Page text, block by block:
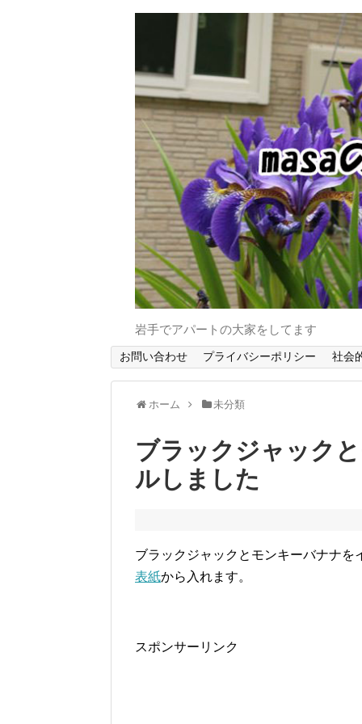
岩手でアパートの大家をしてます
お問い合わせ プライバシーポリシー 社会
ホーム 未分類
ブラックジャック
ルしました
ブラックジャックとモンキーバナナを
表紙から入れます。
スポンサーリンク